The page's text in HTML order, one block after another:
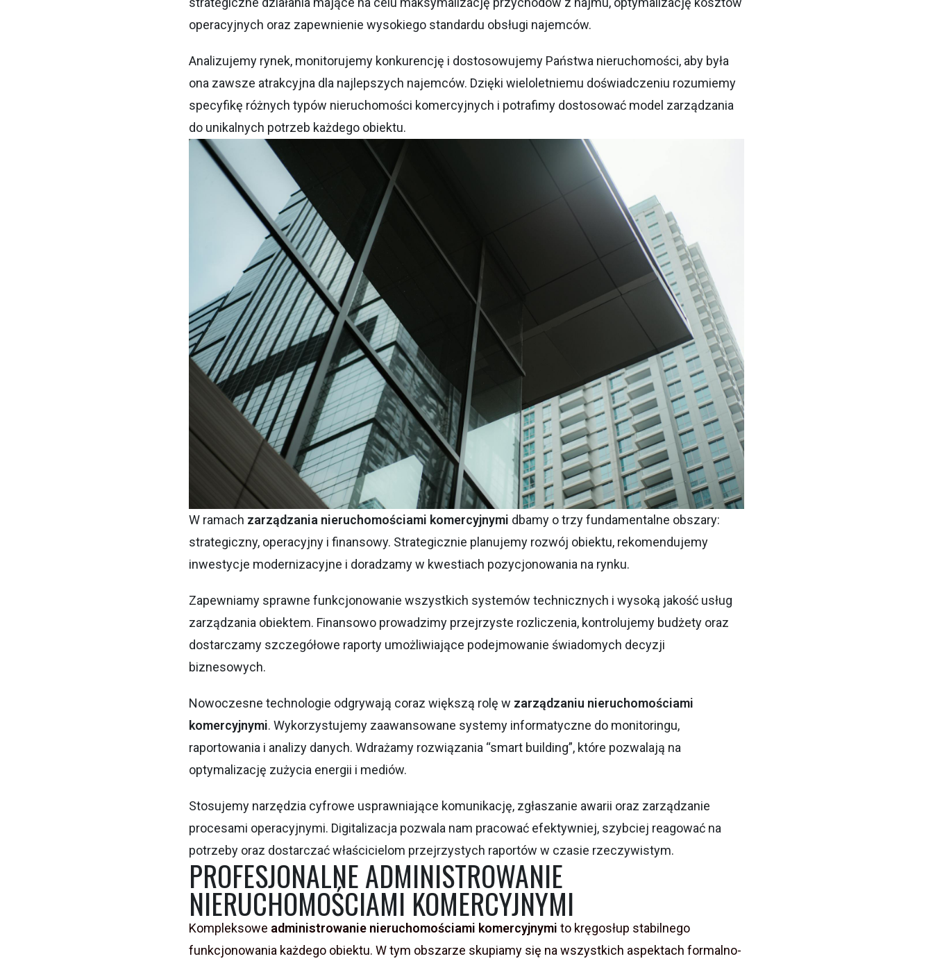
operacyjnych oraz zapewnienie wysokiego standardu obsługi najemców.
Analizujemy rynek, monitorujemy konkurencję i dostosowujemy Państwa nieruchomości, aby była
ona zawsze atrakcyjna dla najlepszych najemców. Dzięki wieloletniemu doświadczeniu rozumiemy
specyfikę różnych typów nieruchomości komercyjnych i potrafimy dostosować model zarządzania
do unikalnych potrzeb każdego obiektu.
W ramach zarządzania nieruchomościami komercyjnymi dbamy o trzy fundamentalne obszary:
strategiczny, operacyjny i finansowy. Strategicznie planujemy rozwój obiektu, rekomendujemy
inwestycje modernizacyjne i doradzamy w kwestiach pozycjonowania na rynku.
Zapewniamy sprawne funkcjonowanie wszystkich systemów technicznych i wysoką jakość usług
zarządzania obiektem. Finansowo prowadzimy przejrzyste rozliczenia, kontrolujemy budżety oraz
dostarczamy szczegółowe raporty umożliwiające podejmowanie świadomych decyzji
biznesowych.
Nowoczesne technologie odgrywają coraz większą rolę w zarządzaniu nieruchomościami
komercyjnymi. Wykorzystujemy zaawansowane systemy informatyczne do monitoringu,
raportowania i analizy danych. Wdrażamy rozwiązania “smart building”, które pozwalają na
optymalizację zużycia energii i mediów.
Stosujemy narzędzia cyfrowe usprawniające komunikację, zgłaszanie awarii oraz zarządzanie
procesami operacyjnymi. Digitalizacja pozwala nam pracować efektywniej, szybciej reagować na
potrzeby oraz dostarczać właścicielom przejrzystych raportów w czasie rzeczywistym.
PROFESJONALNE ADMINISTROWANIE
NIERUCHOMOŚCIAMI KOMERCYJNYMI
Kompleksowe administrowanie nieruchomościami komercyjnymi to kręgosłup stabilnego
funkcjonowania każdego obiektu. W tym obszarze skupiamy się na wszystkich aspektach formalno-